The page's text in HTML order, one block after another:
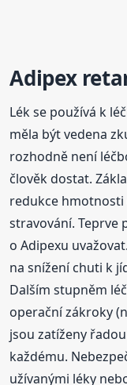
Adipex
Lék se používá k
měla být vedena
rozhodně není
člověk dostat.
redukce
stravování. Teprve
o Adipexu
na snížení chuti k
Dalším stupněm
operační zákroky
jsou zatíženy
každému.
užívanými léky